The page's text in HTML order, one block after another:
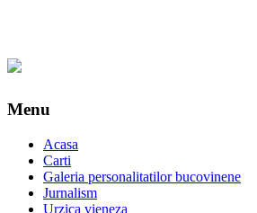
Menu
Acasa
Carti
Galeria personalitatilor bucovinene
Jurnalism
Urzica vieneza